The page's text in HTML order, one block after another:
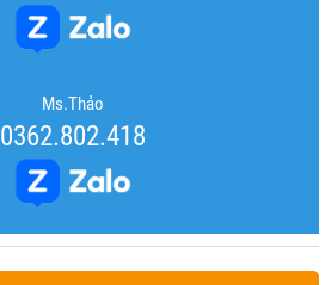
Ms.Thảo
0362.802.418